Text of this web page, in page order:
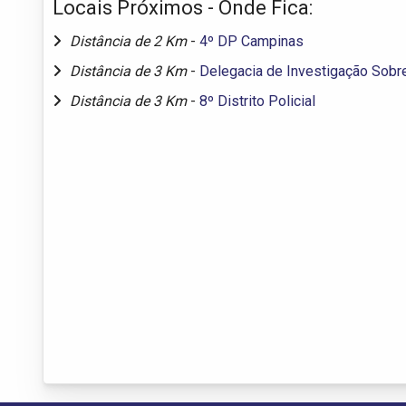
Locais Próximos - Onde Fica:
Distância de 2 Km - 4º DP Campinas
Distância de 3 Km - Delegacia de Investigação
Distância de 3 Km - 8º Distrito Policial